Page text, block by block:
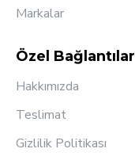
Markalar
Özel Bağlantılar
Hakkımızda
Teslimat
Gizlilik Politikası